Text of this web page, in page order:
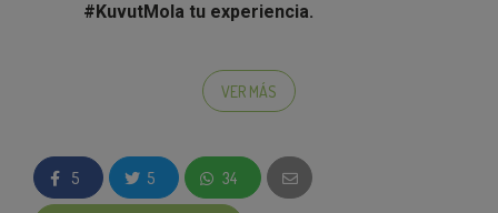
#KuvutMola tu experiencia.
Pastas Giovanni Rana
Promoción válida solo para 1 Kits de cocina de
Giovanni Rana.
VER MÁS
5 5 34